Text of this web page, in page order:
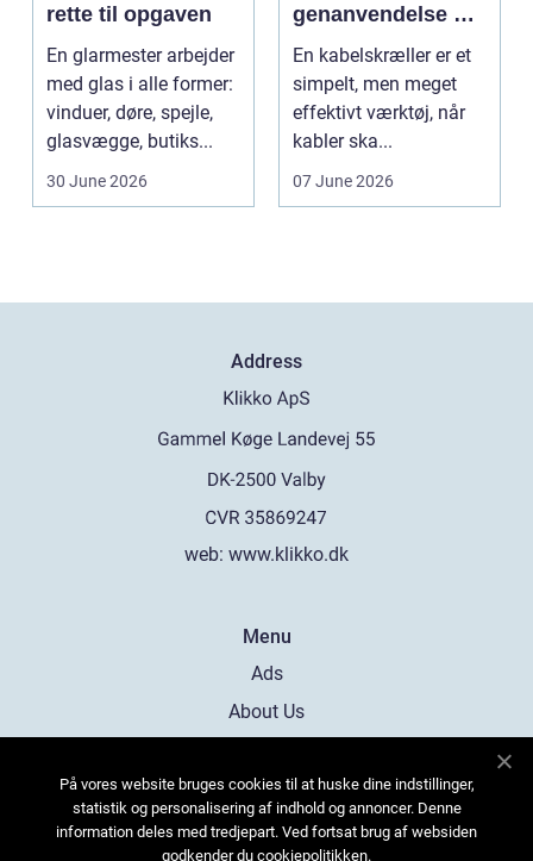
rette til opgaven
En glarmester arbejder
med glas i alle former:
vinduer, døre, spejle,
glasvægge, butiks...
30 June 2026
genanvendelse og
bedre økonomi i
kabelhåndtering
En kabelskræller er et
simpelt, men meget
effektivt værktøj, når
kabler ska...
07 June 2026
Address
web: www.klikko.dk
Menu
Ads
About Us
Contact
Sitemap
På vores website bruges cookies til at huske dine indstillinger,
statistik og personalisering af indhold og annoncer. Denne
information deles med tredjepart. Ved fortsat brug af websiden
godkender du cookiepolitikken.